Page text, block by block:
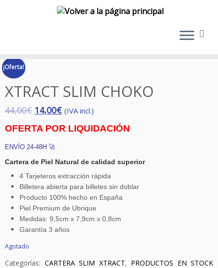
al
contenido
¡Oferta!
XTRACT SLIM CHOKO
44,00€ 14,00€ (IVA incl.)
OFERTA POR LIQUIDACIÓN
ENVÍO 24-48H 🚀
Cartera de Piel Natural de calidad superior
4 Tarjeteros extracción rápida
Billetera abierta para billetes sin doblar
Producto 100% hecho en España
Piel Premium de Ubrique
Medidas: 9,5cm x 7,9cm x 0,8cm
Garantía 3 años
Agotado
Categorías: CARTERA SLIM XTRACT, PRODUCTOS EN STOCK